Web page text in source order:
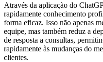
Através da aplicação do
rapidamente conhecimento
forma eficaz. Isso não apenas
equipe, mas também reduz a
de resposta a consultas,
rapidamente às mudanças do
clientes.